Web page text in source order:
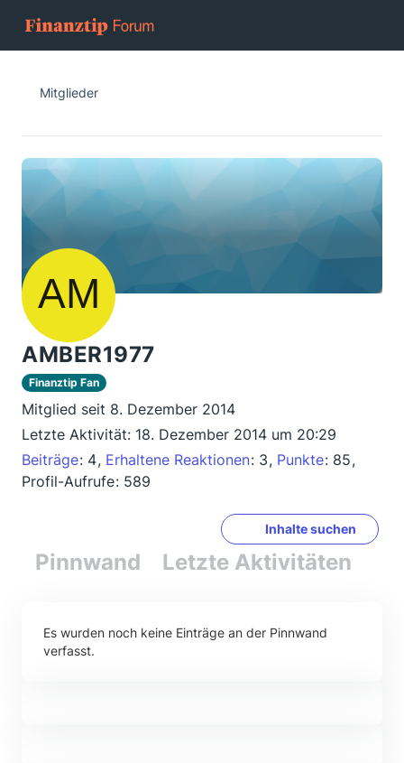
Mitglieder
AMBER1977
Finanztip Fan
Mitglied seit 8. Dezember 2014
Letzte Aktivität: 18. Dezember 2014 um 20:29
Beiträge 4 Erhaltene Reaktionen 3 Punkte 85
Profil-Aufrufe 589
Inhalte suchen
Pinnwand Letzte Aktivitäten
Es wurden noch keine Einträge an der Pinnwand
verfasst.